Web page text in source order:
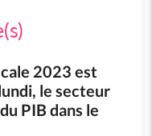
2023 est
le secteur
PIB dans le